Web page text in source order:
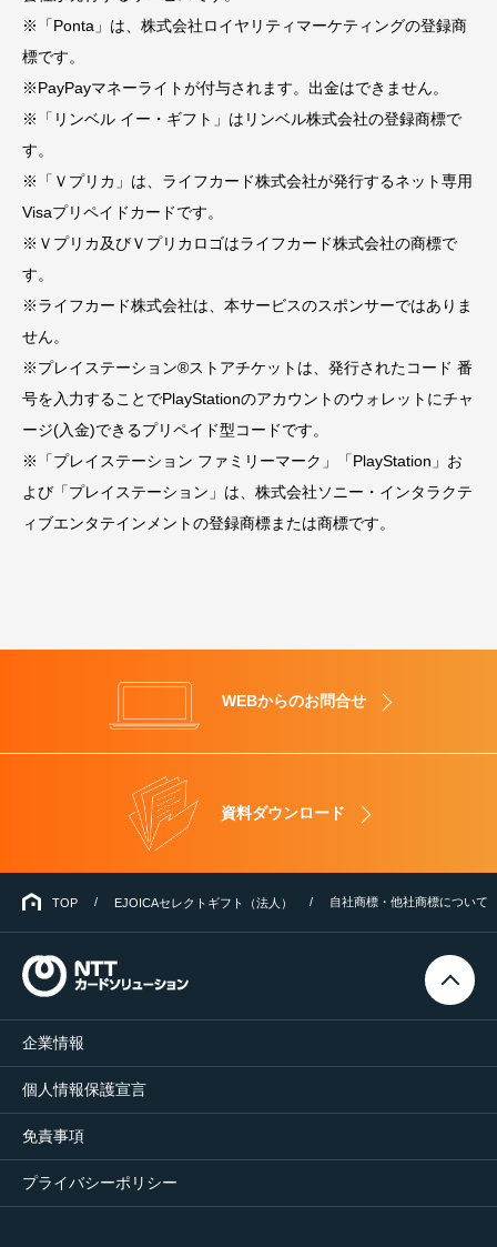
※「Ponta」は、株式会社ロイヤリティマーケティングの登録商
標です。
※PayPayマネーライトが付与されます。出金はできません。
※「リンベル イー・ギフト」はリンベル株式会社の登録商標で
す。
※「Ｖプリカ」は、ライフカード株式会社が発行するネット専用
Visaプリペイドカードです。
※Ｖプリカ及びＶプリカロゴはライフカード株式会社の商標で
す。
※ライフカード株式会社は、本サービスのスポンサーではありま
せん。
※プレイステーション®ストアチケットは、発行されたコード 番
号を入力することでPlayStationのアカウントのウォレットにチャ
ージ(入金)できるプリペイド型コードです。
※「プレイステーション ファミリーマーク」「PlayStation」お
よび「プレイステーション」は、株式会社ソニー・インタラクテ
ィブエンタテインメントの登録商標または商標です。
WEBからのお問合せ
資料ダウンロード
TOP EJOICAセレクトギフト（法人） 自社商標・他社商標について
企業情報
個人情報保護宣言
免責事項
プライバシーポリシー